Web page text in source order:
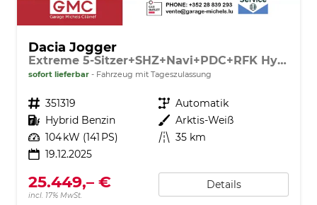
Dacia Jogger
Extreme 5-Sitzer+SHZ+Navi+PDC+RFK Hybrid 140
sofort lieferbar Fahrzeug mit Tageszulassung
Fahrzeugnr. 351319 Getriebe Automatik
Kraftstoff Hybrid Benzin Außenfarbe Arktis-Weiß
Leistung 104 kW (141 PS) Kilometerstand 35 km
19.12.2025
25.449,– €
incl. 17% MwSt.
Details